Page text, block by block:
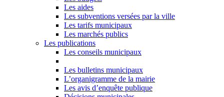
Les aides
Les subventions versées par la ville
Les tarifs municipaux
Les marchés publics
Les publications
Les conseils municipaux
Les bulletins municipaux
L’organigramme de la mairie
Les avis d’enquête publique